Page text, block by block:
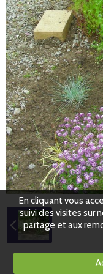
En cliquant vous
suivi des visites sur
partage et aux